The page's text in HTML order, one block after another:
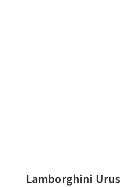
Lamborghini Urus